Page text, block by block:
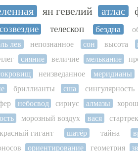
ян гевелий атлас
созвездие телескоп бездна
лев непознанное сон высота
сияние величие мелькание
неизведанное меридианы
бриллианты сша сингулярность
небосвод сириус алмазы
морозный воздух вася стартрек
красный гигант шатёр тайна
ориентирование геометрия